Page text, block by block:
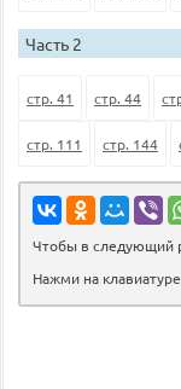
Часть 2
стр. 41 стр. 44
стр. 111 стр. 144
Чтобы в следующий
Нажми на клавиатуре